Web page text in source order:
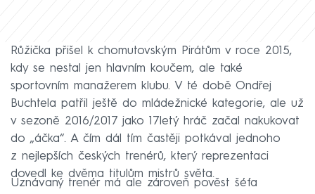
Růžička přišel k chomutovským Pirátům v roce 2015,
kdy se nestal jen hlavním koučem, ale také
sportovním manažerem klubu. V té době Ondřej
Buchtela patřil ještě do mládežnické kategorie, ale už
v sezoně 2016/2017 jako 17letý hráč začal nakukovat
do „áčka“. A čím dál tím častěji potkával jednoho
z nejlepších českých trenérů, který reprezentaci
dovedl ke dvěma titulům mistrů světa.
Uznávaný trenér má ale zároveň pověst šéfa